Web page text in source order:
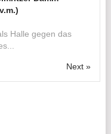
Halle gegen das
Next »